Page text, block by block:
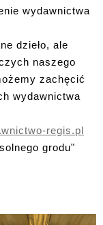
wydawnictwa
dzieło, ale
naszego
zachęcić
wydawnictwa
regis.pl
grodu"